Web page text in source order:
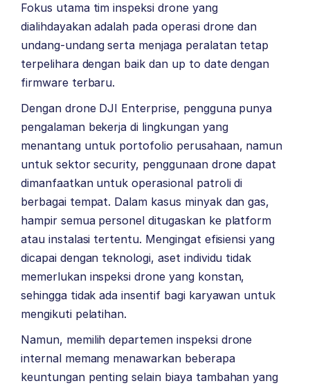
Fokus utama tim inspeksi drone yang
dialihdayakan adalah pada operasi drone dan
undang-undang serta menjaga peralatan tetap
terpelihara dengan baik dan up to date dengan
firmware terbaru.
Dengan drone DJI Enterprise, pengguna punya
pengalaman bekerja di lingkungan yang
menantang untuk portofolio perusahaan, namun
untuk sektor security, penggunaan drone dapat
dimanfaatkan untuk operasional patroli di
berbagai tempat. Dalam kasus minyak dan gas,
hampir semua personel ditugaskan ke platform
atau instalasi tertentu. Mengingat efisiensi yang
dicapai dengan teknologi, aset individu tidak
memerlukan inspeksi drone yang konstan,
sehingga tidak ada insentif bagi karyawan untuk
mengikuti pelatihan.
Namun, memilih departemen inspeksi drone
internal memang menawarkan beberapa
keuntungan penting selain biaya tambahan yang